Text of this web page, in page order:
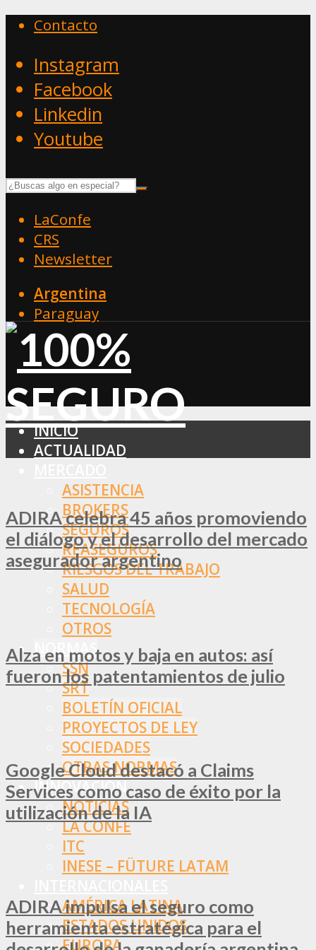
Contacto
Instagram
Facebook
Linkedin
Youtube
LaConfe
CRS
Newsletter
Argentina
Paraguay
INICIO
ACTUALIDAD
ASISTENCIA
BROKERS
SEGUROS
REASEGUROS
RIESGOS DEL TRABAJO
SALUD
TECNOLOGÍA
OTROS
NORMAS
SSN
SRT
BOLETÍN OFICIAL
PROYECTOS DE LEY
SOCIEDADES
OTRAS NORMAS
INNOVACIÓN
NOTICIAS
LA CONFE
ITC
INESE – FÜTURE LATAM
AMÉRICA LATINA
ESTADOS UNIDOS
EUROPA
ADIRA celebra 45 años promoviendo
el diálogo y el desarrollo del mercado
asegurador argentino
Alza en motos y baja en autos: así
fueron los patentamientos de julio
Google Cloud destacó a Claims
Services como caso de éxito por la
utilización de la IA
ADIRA impulsa el seguro como
herramienta estratégica para el